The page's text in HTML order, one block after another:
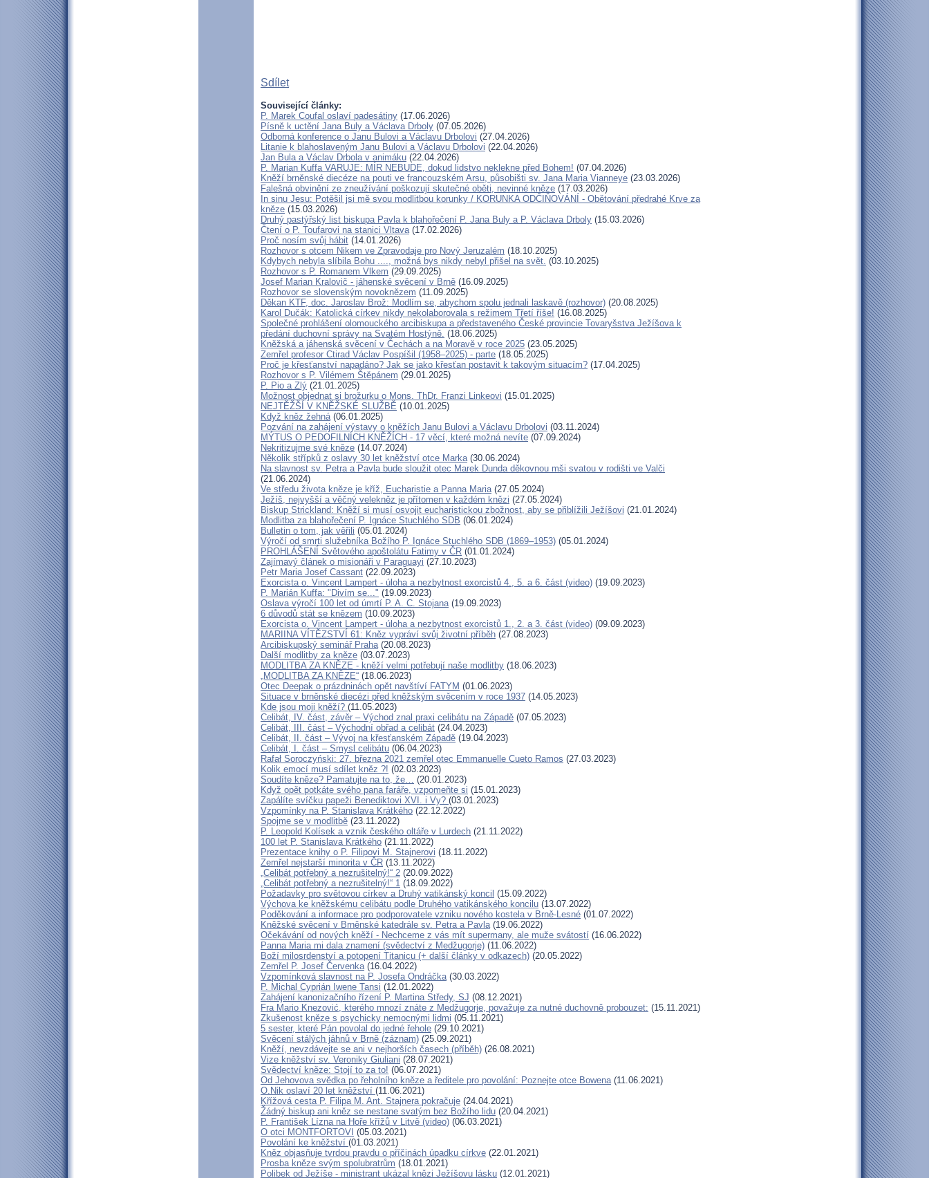
Sdílet
Související články:
P. Marek Coufal oslaví padesátiny (17.06.2026)
Písně k uctění Jana Buly a Václava Drboly (07.05.2026)
Odborná konference o Janu Bulovi a Václavu Drbolovi (27.04.2026)
Litanie k blahoslaveným Janu Bulovi a Václavu Drbolovi (22.04.2026)
Jan Bula a Václav Drbola v animáku (22.04.2026)
P. Marian Kuffa VARUJE: MÍR NEBUDE, dokud lidstvo neklekne před Bohem! (07.04.2026)
Kněží brněnské diecéze na pouti ve francouzském Arsu, působišti sv. Jana Maria Vianneye (23.03.2026)
Falešná obvinění ze zneužívání poškozují skutečné oběti, nevinné kněze (17.03.2026)
In sinu Jesu: Potěšil jsi mě svou modlitbou korunky / KORUNKA ODČIŇOVÁNÍ - Obětování předrahé Krve za
kněze (15.03.2026)
Druhý pastýřský list biskupa Pavla k blahořečení P. Jana Buly a P. Václava Drboly (15.03.2026)
Čtení o P. Toufarovi na stanici Vltava(17.02.2026)
Proč nosím svůj hábit (14.01.2026)
Rozhovor s otcem Nikem ve Zpravodaje pro Nový Jeruzalém (18.10.2025)
Kdybych nebyla slíbila Bohu ...., možná bys nikdy nebyl přišel na svět. (03.10.2025)
Rozhovor s P. Romanem Vlkem (29.09.2025)
Josef Marian Kralovič - jáhenské svěcení v Brně (16.09.2025)
Rozhovor se slovenským novoknězem (11.09.2025)
Děkan KTF, doc. Jaroslav Brož: Modlím se, abychom spolu jednali laskavě (rozhovor) (20.08.2025)
Karol Dučák: Katolická církev nikdy nekolaborovala s režimem Třetí říše! (16.08.2025)
Společné prohlášení olomouckého arcibiskupa a představeného České provincie Tovaryšstva Ježíšova k
předání duchovní správy na Svatém Hostýně. (18.06.2025)
Kněžská a jáhenská svěcení v Čechách a na Moravě v roce 2025 (23.05.2025)
Zemřel profesor Ctirad Václav Pospíšil (1958–2025) - parte (18.05.2025)
Proč je křesťanství napadáno? Jak se jako křesťan postavit k takovým situacím? (17.04.2025)
Rozhovor s P. Vilémem Štěpánem (29.01.2025)
P. Pio a Zlý (21.01.2025)
Možnost objednat si brožurku o Mons. ThDr. Franzi Linkeovi (15.01.2025)
NEJTĚŽŠÍ V KNĚŽSKÉ SLUŽBĚ (10.01.2025)
Když kněz žehná(06.01.2025)
Pozvání na zahájení výstavy o kněžích Janu Bulovi a Václavu Drbolovi (03.11.2024)
MÝTUS O PEDOFILNÍCH KNĚŽÍCH - 17 věcí, které možná nevíte (07.09.2024)
Nekritizujme své kněze (14.07.2024)
Několik střípků z oslavy 30 let kněžství otce Marka(30.06.2024)
Na slavnost sv. Petra a Pavla bude sloužit otec Marek Dunda děkovnou mši svatou v rodišti ve Valči
(21.06.2024)
Ve středu života kněze je kříž, Eucharistie a Panna Maria(27.05.2024)
Ježíš, nejvyšší a věčný velekněz je přítomen v každém knězi (27.05.2024)
Biskup Strickland: Kněží si musí osvojit eucharistickou zbožnost, aby se přiblížili Ježíšovi (21.01.2024)
Modlitba za blahořečení P. Ignáce Stuchlého SDB (06.01.2024)
Bulletin o tom, jak věřili (05.01.2024)
Výročí od smrti služebníka Božího P. Ignáce Stuchlého SDB (1869–1953) (05.01.2024)
PROHLÁŠENÍ Světového apoštolátu Fatimy v ČR (01.01.2024)
Zajímavý článek o misionáři v Paraguayi (27.10.2023)
Petr Maria Josef Cassant (22.09.2023)
Exorcista o. Vincent Lampert - úloha a nezbytnost exorcistů 4., 5. a 6. část (video) (19.09.2023)
P. Marián Kuffa: "Divím se..." (19.09.2023)
Oslava výročí 100 let od úmrtí P. A. C. Stojana(19.09.2023)
6 důvodů stát se knězem (10.09.2023)
Exorcista o. Vincent Lampert - úloha a nezbytnost exorcistů 1., 2. a 3. část (video) (09.09.2023)
MARIINA VÍTĚZSTVÍ 61: Kněz vypráví svůj životní příběh (27.08.2023)
Arcibiskupský seminář Praha(20.08.2023)
Další modlitby za kněze (03.07.2023)
MODLITBA ZA KNĚZE - kněží velmi potřebují naše modlitby (18.06.2023)
„MODLITBA ZA KNĚZE“ (18.06.2023)
Otec Deepak o prázdninách opět navštíví FATYM (01.06.2023)
Situace v brněnské diecézi před kněžským svěcením v roce 1937 (14.05.2023)
Kde jsou moji kněží? (11.05.2023)
Celibát, IV. část, závěr – Východ znal praxi celibátu na Západě (07.05.2023)
Celibát, III. část – Východní obřad a celibát (24.04.2023)
Celibát, II. část – Vývoj na křesťanském Západě (19.04.2023)
Celibát, I. část – Smysl celibátu (06.04.2023)
Rafał Soroczyński: 27. března 2021 zemřel otec Emmanuelle Cueto Ramos (27.03.2023)
Kolik emocí musí sdílet kněz ?! (02.03.2023)
Soudíte kněze? Pamatujte na to, že… (20.01.2023)
Když opět potkáte svého pana faráře, vzpomeňte si (15.01.2023)
Zapálíte svíčku papeži Benediktovi XVI. i Vy? (03.01.2023)
Vzpomínky na P. Stanislava Krátkého (22.12.2022)
Spojme se v modlitbě (23.11.2022)
P. Leopold Kolísek a vznik českého oltáře v Lurdech (21.11.2022)
100 let P. Stanislava Krátkého (21.11.2022)
Prezentace knihy o P. Filipovi M. Stajnerovi (18.11.2022)
Zemřel nejstarší minorita v ČR (13.11.2022)
„Celibát potřebný a nezrušitelný!“ 2 (20.09.2022)
„Celibát potřebný a nezrušitelný!“ 1 (18.09.2022)
Požadavky pro světovou církev a Druhý vatikánský koncil (15.09.2022)
Výchova ke kněžskému celibátu podle Druhého vatikánského koncilu (13.07.2022)
Poděkování a informace pro podporovatele vzniku nového kostela v Brně-Lesné (01.07.2022)
Kněžské svěcení v Brněnské katedrále sv. Petra a Pavla(19.06.2022)
Očekávání od nových kněží - Nechceme z vás mít supermany, ale muže svátostí (16.06.2022)
Panna Maria mi dala znamení (svědectví z Medžugorje) (11.06.2022)
Boží milosrdenství a potopení Titanicu (+ další články v odkazech) (20.05.2022)
Zemřel P. Josef Červenka(16.04.2022)
Vzpomínková slavnost na P. Josefa Ondráčka(30.03.2022)
P. Michal Cyprián Iwene Tansi (12.01.2022)
Zahájení kanonizačního řízení P. Martina Středy, SJ (08.12.2021)
Fra Mario Knezović, kterého mnozí znáte z Medžugorje, považuje za nutné duchovně probouzet: (15.11.2021)
Zkušenost kněze s psychicky nemocnými lidmi (05.11.2021)
5 sester, které Pán povolal do jedné řehole (29.10.2021)
Svěcení stálých jáhnů v Brně (záznam) (25.09.2021)
Kněží, nevzdávejte se ani v nejhorších časech (příběh) (26.08.2021)
Vize kněžství sv. Veroniky Giuliani (28.07.2021)
Svědectví kněze: Stojí to za to! (06.07.2021)
Od Jehovova svědka po řeholního kněze a ředitele pro povolání: Poznejte otce Bowena(11.06.2021)
O.Nik oslaví 20 let kněžství (11.06.2021)
Křížová cesta P. Filipa M. Ant. Stajnera pokračuje (24.04.2021)
Žádný biskup ani kněz se nestane svatým bez Božího lidu (20.04.2021)
P. František Lízna na Hoře křížů v Litvě (video) (06.03.2021)
O otci MONTFORTOVI (05.03.2021)
Povolání ke kněžství (01.03.2021)
Kněz objasňuje tvrdou pravdu o příčinách úpadku církve (22.01.2021)
Prosba kněze svým spolubratrům (18.01.2021)
Polibek od Ježíše - ministrant ukázal knězi Ježíšovu lásku (12.01.2021)